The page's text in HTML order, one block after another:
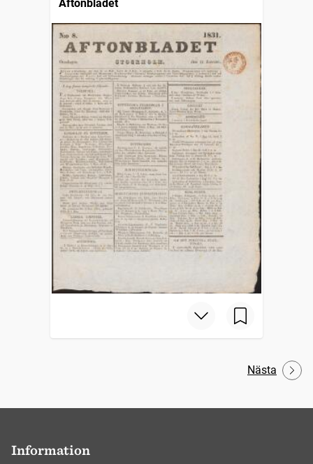
Aftonbladet
Nästa
Information